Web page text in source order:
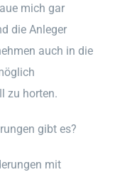
mich gar
die Anleger
auch in die
zu horten.
gibt es?
mit